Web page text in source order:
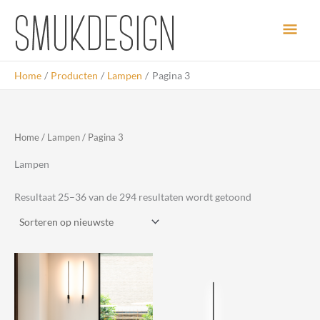
inhoud
Home Producten Lampen Pagina 3
Home / Lampen / Pagina 3
Lampen
Resultaat 25–36 van de 294 resultaten wordt getoond